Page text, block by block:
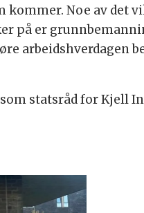
Noe av det
på er
arbeidshverdagen
statsråd for Kjell